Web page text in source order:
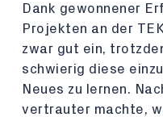
Dank gewonnener
Projekten an der
zwar gut ein,
schwierig diese
Neues zu lernen.
vertrauter machte,